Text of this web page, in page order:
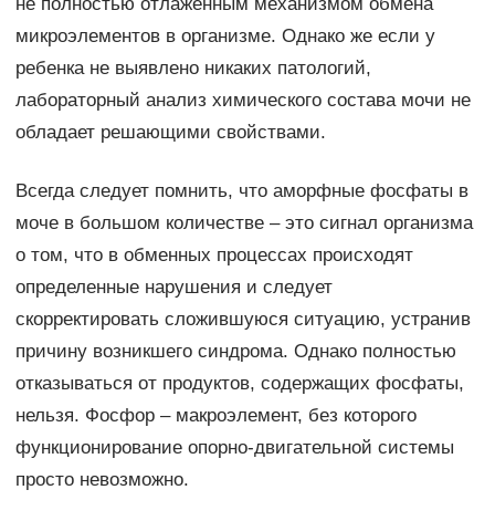
микроэлементов в организме. Однако же если у
ребенка не выявлено никаких патологий,
лабораторный анализ химического состава мочи не
обладает решающими свойствами.
Всегда следует помнить, что аморфные фосфаты в
моче в большом количестве – это сигнал организма
о том, что в обменных процессах происходят
определенные нарушения и следует
скорректировать сложившуюся ситуацию, устранив
причину возникшего синдрома. Однако полностью
отказываться от продуктов, содержащих фосфаты,
нельзя. Фосфор – макроэлемент, без которого
функционирование опорно-двигательной системы
просто невозможно.